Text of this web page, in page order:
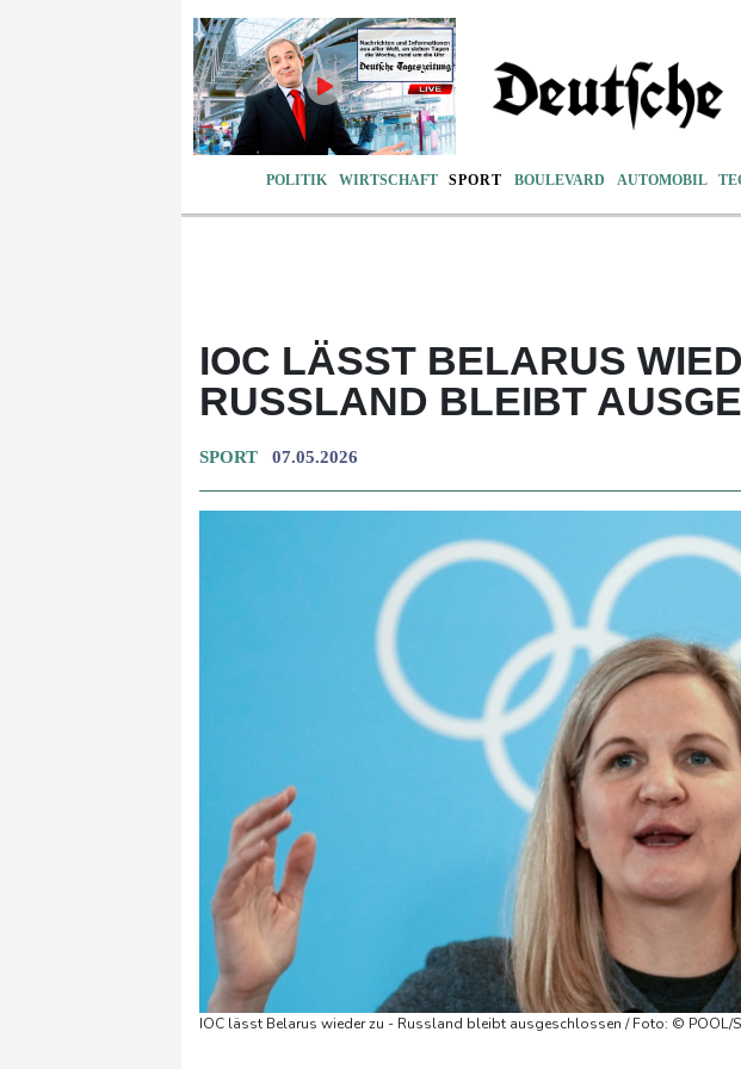
POLITIK WIRTSCHAFT SPORT BOULEVARD AUTOMOBIL
IOC LÄSST BELARUS
RUSSLAND BLEIBT
SPORT 07.05.2026
IOC lässt Belarus wieder zu - Russland bleibt ausgeschlossen / Foto: © POOL/